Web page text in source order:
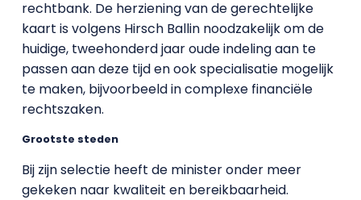
rechtbank. De herziening van de gerechtelijke
kaart is volgens Hirsch Ballin noodzakelijk om de
huidige, tweehonderd jaar oude indeling aan te
passen aan deze tijd en ook specialisatie mogelijk
te maken, bijvoorbeeld in complexe financiële
rechtszaken.
Grootste steden
Bij zijn selectie heeft de minister onder meer
gekeken naar kwaliteit en bereikbaarheid.